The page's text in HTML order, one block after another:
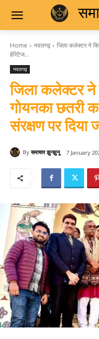
Home नवलगढ़
जिला कलेक्टर ने
हेरिटेज...
नवलगढ़
जिला कलेक्टर ने
गोयनका छतरी
संरक्षण पर दिया
By समाचार झुन्झुनू 7 January